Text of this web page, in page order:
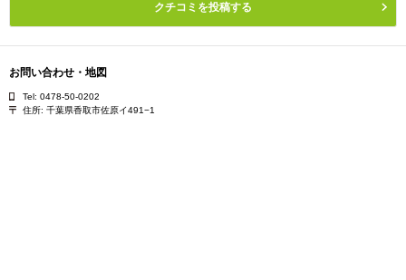
クチコミを投稿する
お問い合わせ・地図
Tel: 0478-50-0202
住所: 千葉県香取市佐原イ491−1